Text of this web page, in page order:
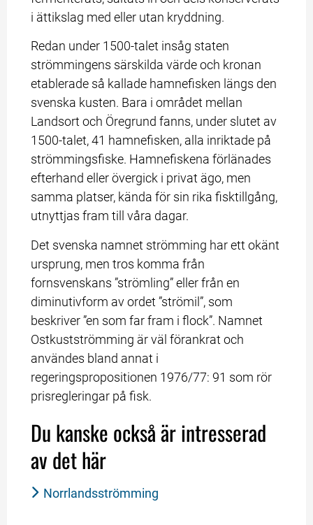
i ättikslag med eller utan kryddning.
Redan under 1500-talet insåg staten
strömmingens särskilda värde och kronan
etablerade så kallade hamnefisken längs den
svenska kusten. Bara i området mellan
Landsort och Öregrund fanns, under slutet av
1500-talet, 41 hamnefisken, alla inriktade på
strömmingsfiske. Hamnefiskena förlänades
efterhand eller övergick i privat ägo, men
samma platser, kända för sin rika fisktillgång,
utnyttjas fram till våra dagar.
Det svenska namnet strömming har ett okänt
ursprung, men tros komma från
fornsvenskans ”strömling” eller från en
diminutivform av ordet ”strömil”, som
beskriver ”en som far fram i flock”. Namnet
Ostkustströmming är väl förankrat och
användes bland annat i
regeringspropositionen 1976/77: 91 som rör
prisregleringar på fisk.
Du kanske också är intresserad
av det här
Norrlandsströmming